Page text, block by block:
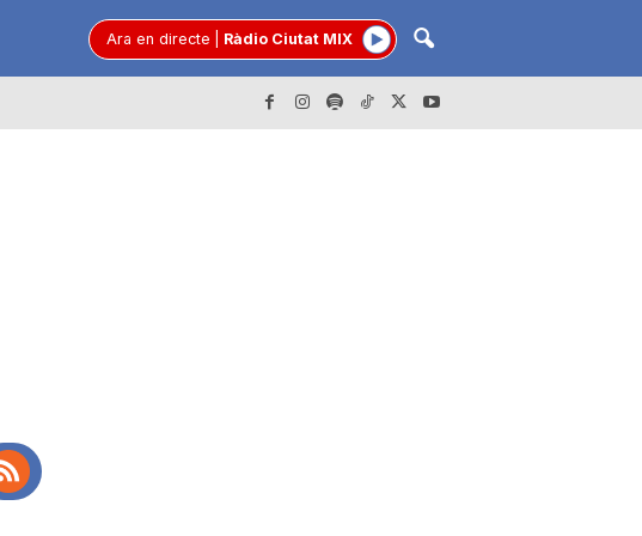
Ara en directe Ràdio Ciutat MIX